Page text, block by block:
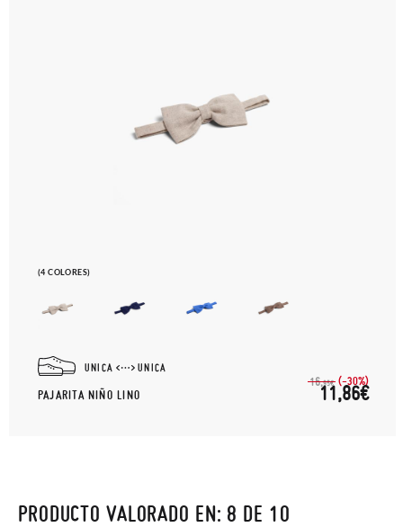
(4 COLORES)
UNICA UNICA
PAJARITA NIÑO LINO
16,95€ (-30%)
11,86€
PRODUCTO VALORADO EN: 8 DE 10